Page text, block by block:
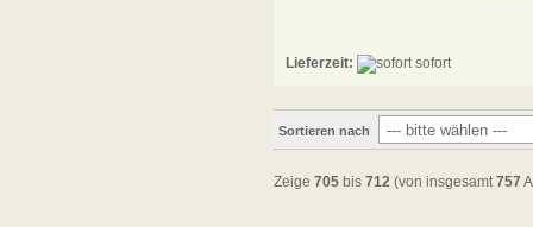
Lieferzeit: sofort
Sortieren nach
Zeige 705 bis 712 (von insgesamt757